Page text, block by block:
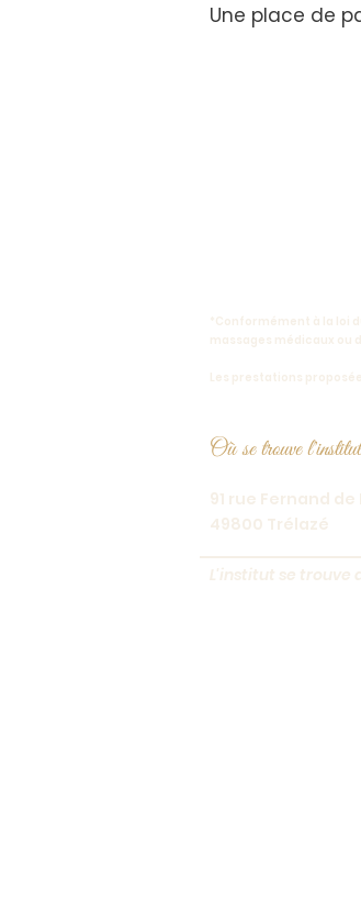
Une place de
*Conformément à la loi
massages médicaux
Les prestations
Où se trouve
91 rue Fernand
49800 Trélazé
L'institut se trouve